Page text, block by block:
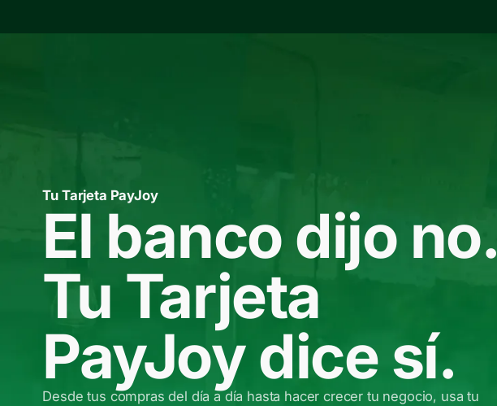
Tu Tarjeta PayJoy
El banco dijo no.
Tu Tarjeta
PayJoy dice sí.
Desde tus compras del día a día hasta hacer crecer tu negocio, usa tu